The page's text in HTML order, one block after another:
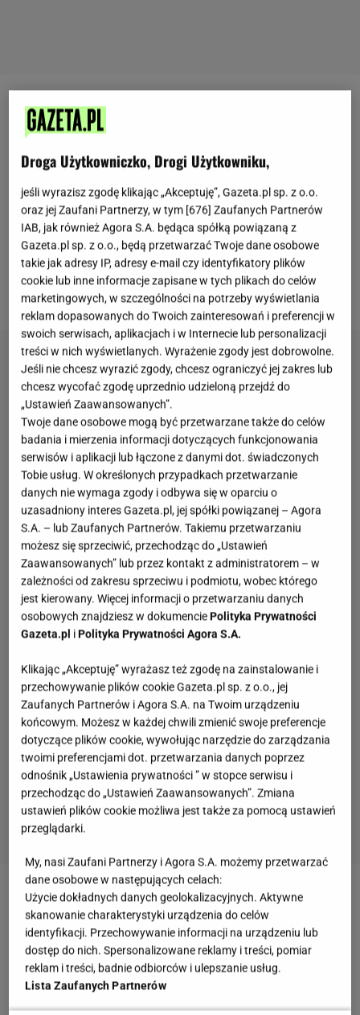
Przepis na wykwintne pączki - podpowiadamy jak
przygotować te luksusowe słodkości
się głównie jako przekąska kaloryczna, serwowana
na koniec karnawału. I trudno się z tym nie zgodzić.
Co zrobić, aby zwykły pączek nabrał wykwintnego
charakteru? Wystarczy nieco zmienić recepturę i już
można cieszyć się ich wyjątkowym smakiem.
Przepis na wykwintne pączki zdecydowanie
powinien znaleźć się w każdym domu. Żadne pączki,
nawet te kupione w najlepszej cukierni nie
dorównają smakiem tym, które przygotujemy
samodzielnie. Nadchodzący
Droga Użytkowniczko, Drogi Użytkowniku,
jeśli wyrazisz zgodę klikając „Akceptuję”, Gazeta.pl sp. z o.o.
oraz jej Zaufani Partnerzy, w tym [676] Zaufanych Partnerów
IAB, jak również Agora S.A. będąca spółką powiązaną z
Gazeta.pl sp. z o.o., będą przetwarzać Twoje dane osobowe
takie jak adresy IP, adresy e-mail czy identyfikatory plików
cookie lub inne informacje zapisane w tych plikach do celów
marketingowych, w szczególności na potrzeby wyświetlania
reklam dopasowanych do Twoich zainteresowań i preferencji w
swoich serwisach, aplikacjach i w Internecie lub personalizacji
treści w nich wyświetlanych. Wyrażenie zgody jest dobrowolne.
Jeśli nie chcesz wyrazić zgody, chcesz ograniczyć jej zakres lub
chcesz wycofać zgodę uprzednio udzieloną przejdź do
„Ustawień Zaawansowanych”.
Twoje dane osobowe mogą być przetwarzane także do celów
badania i mierzenia informacji dotyczących funkcjonowania
serwisów i aplikacji lub łączone z danymi dot. świadczonych
Tobie usług. W określonych przypadkach przetwarzanie
danych nie wymaga zgody i odbywa się w oparciu o
uzasadniony interes Gazeta.pl, jej spółki powiązanej – Agora
S.A. – lub Zaufanych Partnerów. Takiemu przetwarzaniu
możesz się sprzeciwić, przechodząc do „Ustawień
Zaawansowanych” lub przez kontakt z administratorem – w
zależności od zakresu sprzeciwu i podmiotu, wobec którego
jest kierowany. Więcej informacji o przetwarzaniu danych
osobowych znajdziesz w dokumenciePolityka Prywatności
Gazeta.pl iPolityka Prywatności Agora S.A.
Klikając „Akceptuję” wyrażasz też zgodę na zainstalowanie i
przechowywanie plików cookie Gazeta.pl sp. z o.o., jej
Zaufanych Partnerów i Agora S.A. na Twoim urządzeniu
końcowym. Możesz w każdej chwili zmienić swoje preferencje
dotyczące plików cookie, wywołując narzędzie do zarządzania
twoimi preferencjami dot. przetwarzania danych poprzez
odnośnik „Ustawienia prywatności ” w stopce serwisu i
przechodząc do „Ustawień Zaawansowanych”. Zmiana
ustawień plików cookie możliwa jest także za pomocą ustawień
przeglądarki.
My, nasi Zaufani Partnerzy i Agora S.A. możemy przetwarzać
dane osobowe w następujących celach:
Użycie dokładnych danych geolokalizacyjnych. Aktywne
skanowanie charakterystyki urządzenia do celów
identyfikacji. Przechowywanie informacji na urządzeniu lub
dostęp do nich. Spersonalizowane reklamy i treści, pomiar
reklam i treści, badnie odbiorców i ulepszanie usług.
Lista Zaufanych Partnerów